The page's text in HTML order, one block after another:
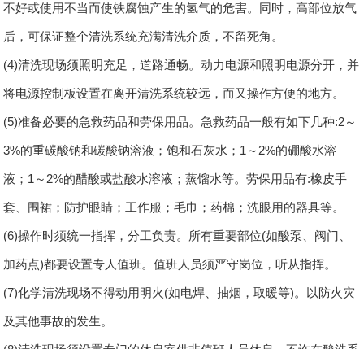
不好或使用不当而使铁腐蚀产生的氢气的危害。同时，高部位放气
后，可保证整个清洗系统充满清洗介质，不留死角。
(4)清洗现场须照明充足，道路通畅。动力电源和照明电源分开，并
将电源控制板设置在离开清洗系统较远，而又操作方便的地方。
(5)准备必要的急救药品和劳保用品。急救药品一般有如下几种:2～
3%的重碳酸钠和碳酸钠溶液；饱和石灰水；1～2%的硼酸水溶
液；1～2%的醋酸或盐酸水溶液；蒸馏水等。劳保用品有:橡皮手
套、围裙；防护眼睛；工作服；毛巾；药棉；洗眼用的器具等。
(6)操作时须统一指挥，分工负责。所有重要部位(如酸泵、阀门、
加药点)都要设置专人值班。值班人员须严守岗位，听从指挥。
(7)化学清洗现场不得动用明火(如电焊、抽烟，取暖等)。以防火灾
及其他事故的发生。